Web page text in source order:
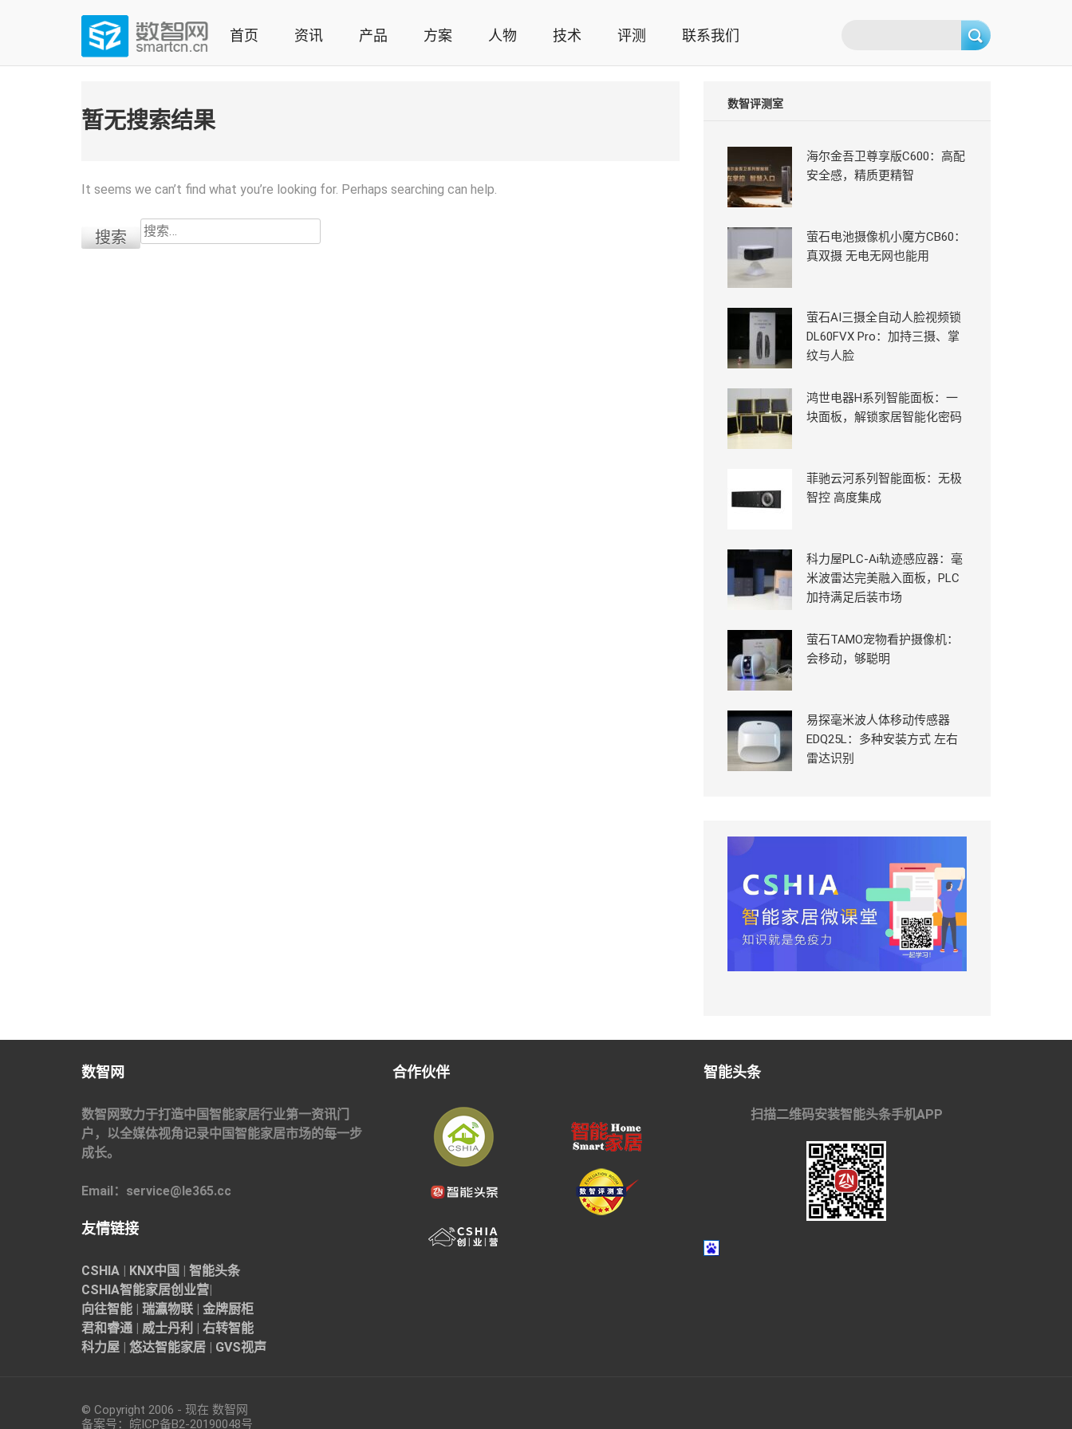
(Press
数智网
智能家居第一资讯门户 | 智能家居系统，智能家居产品，智能家居解决方案，智能家居技术应用，智能家居行业观点，智能家居项目案例
首页 资讯 产品 方案 人物 技术 评测 联系我们
暂无搜索结果
It seems we can’t find what you’re looking for. Perhaps searching can help.
搜
索：
数智评测室
海尔金吾卫尊享版C600：高配
安全感，精质更精智
萤石电池摄像机小魔方CB60：
真双摄 无电无网也能用
萤石AI三摄全自动人脸视频锁
DL60FVX Pro：加持三摄、掌
纹与人脸
鸿世电器H系列智能面板：一
块面板，解锁家居智能化密码
菲驰云河系列智能面板：无极
智控 高度集成
科力屋PLC-Ai轨迹感应器：毫
米波雷达完美融入面板，PLC
加持满足后装市场
萤石TAMO宠物看护摄像机：
会移动，够聪明
易探毫米波人体移动传感器
EDQ25L：多种安装方式 左右
雷达识别
数智网
数智网致力于打造中国智能家居行业第一资讯门
户，以全媒体视角记录中国智能家居市场的每一步
成长。
Email：service@le365.cc
友情链接
CSHIA | KNX中国 | 智能头条
CSHIA智能家居创业营|
向往智能 | 瑞瀛物联 | 金牌厨柜
君和睿通 | 威士丹利 | 右转智能
科力屋 | 悠达智能家居 | GVS视声
合作伙伴 智能头条
扫描二维码安装智能头条手机APP
© Copyright 2006 - 现在 数智网
备案号： 皖ICP备B2-20190048号